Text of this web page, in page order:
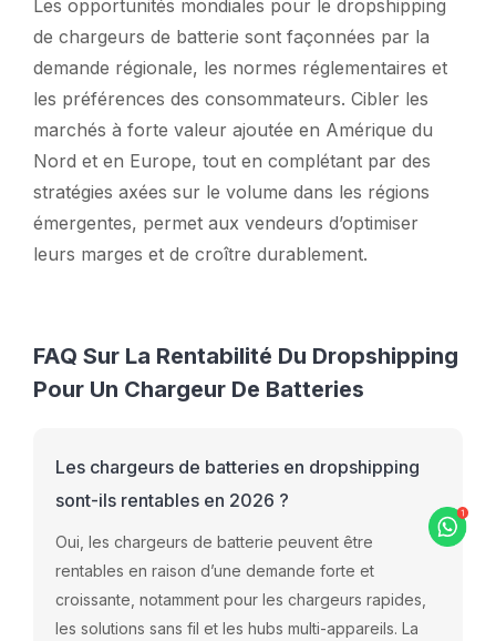
Les opportunités mondiales pour le dropshipping
de chargeurs de batterie sont façonnées par la
demande régionale, les normes réglementaires et
les préférences des consommateurs. Cibler les
marchés à forte valeur ajoutée en Amérique du
Nord et en Europe, tout en complétant par des
stratégies axées sur le volume dans les régions
émergentes, permet aux vendeurs d’optimiser
leurs marges et de croître durablement.
FAQ Sur La Rentabilité Du Dropshipping
Pour Un Chargeur De Batteries
Les chargeurs de batteries en dropshipping
sont-ils rentables en 2026 ?
Oui, les chargeurs de batterie peuvent être
rentables en raison d’une demande forte et
croissante, notamment pour les chargeurs rapides,
les solutions sans fil et les hubs multi-appareils. La